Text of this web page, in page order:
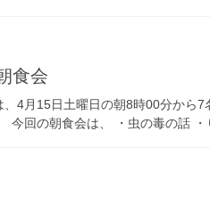
食会
4月15日土曜日の朝8時00分から
今回の朝食会は、 ・虫の毒の